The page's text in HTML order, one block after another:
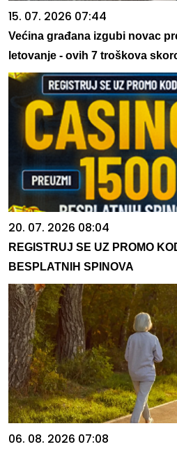
15. 07. 2026 07:44
Većina građana izgubi novac
letovanje - ovih 7 troškova
20. 07. 2026 08:04
REGISTRUJ SE UZ PROMO
BESPLATNIH SPINOVA
06. 08. 2026 07:08